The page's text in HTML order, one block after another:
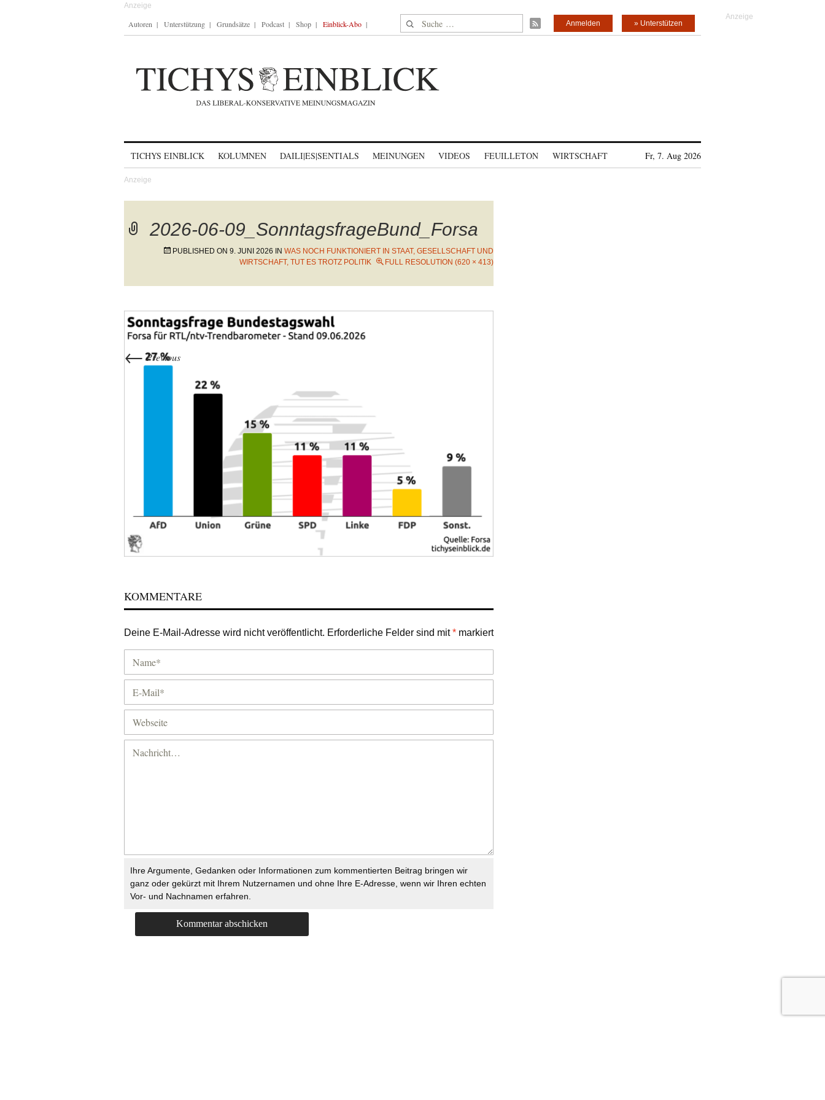
Autoren Unterstützung Grundsätze Podcast Shop Einblick-Abo Suche nach: » Unterstützen
Anmelden
TICHYS EINBLICK KOLUMNEN DAILI|ES|SENTIALS MEINUNGEN VIDEOS FEUILLETON WIRTSCHAFT Fr, 7. Aug 2026
2026-06-09_SonntagsfrageBund_Forsa
PUBLISHED ON 9. JUNI 2026 IN WAS NOCH FUNKTIONIERT IN STAAT, GESELLSCHAFT UND
WIRTSCHAFT, TUT ES TROTZ POLITIK
FULL RESOLUTION (620 × 413)
←Previous
KOMMENTARE
Deine E-Mail-Adresse wird nicht veröffentlicht. Erforderliche Felder sind mit* markiert
Ihre Argumente, Gedanken oder Informationen zum kommentierten Beitrag bringen wir
ganz oder gekürzt mit Ihrem Nutzernamen und ohne Ihre E-Adresse, wenn wir Ihren echten
Vor- und Nachnamen erfahren.